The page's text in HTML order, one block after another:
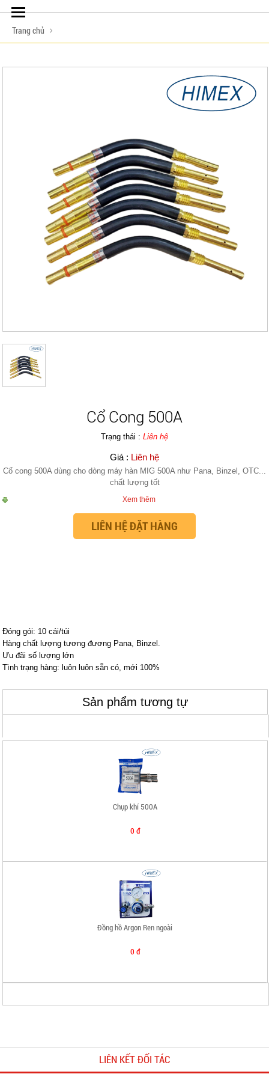
Trang chủ
Cổ Cong 500A
Trạng thái : Liên hệ
Giá : Liên hệ
Cổ cong 500A dùng cho dòng máy hàn MIG 500A như Pana, Binzel, OTC...
chất lượng tốt
Xem thêm
LIÊN HỆ ĐẶT HÀNG
LIÊN HỆ ĐẶT HÀNG
Đóng gói: 10 cái/túi
Hàng chất lượng tương đương Pana, Binzel.
Ưu đãi số lượng lớn
Tình trạng hàng: luôn luôn sẵn có, mới 100%
Sản phẩm tương tự
Chụp khí 500A
0 đ
Đồng hồ Argon Ren ngoài
0 đ
Khuyên hàn đồng
0 đ
LIÊN KẾT ĐỐI TÁC